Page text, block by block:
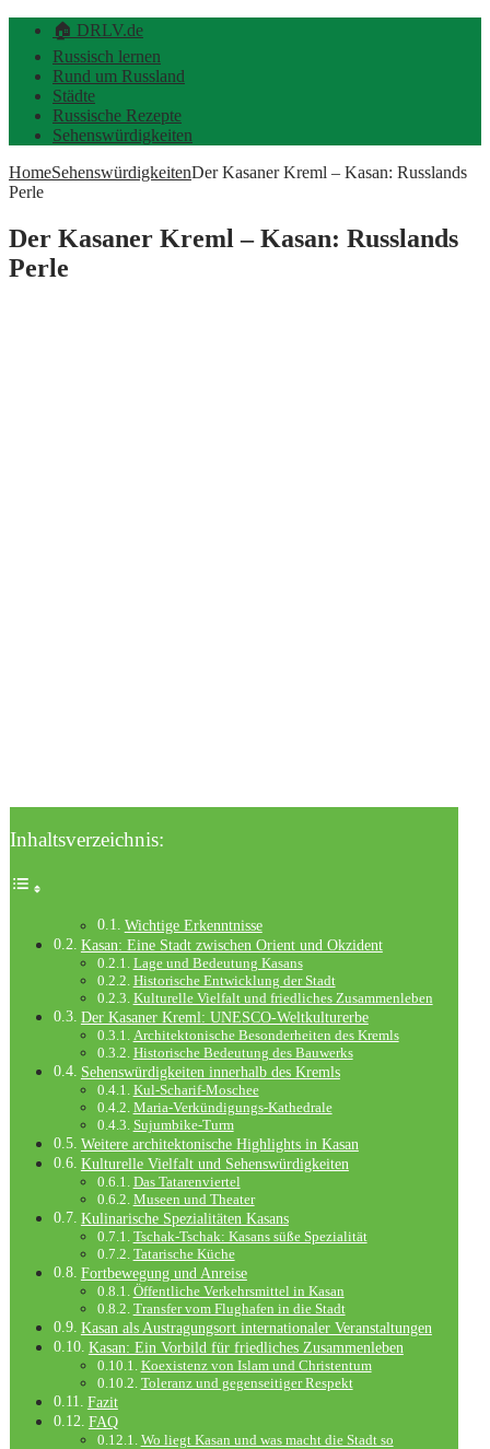
🏠 DRLV.de
Russisch lernen
Rund um Russland
Städte
Russische Rezepte
Sehenswürdigkeiten
HomeSehenswürdigkeitenDer Kasaner Kreml – Kasan: Russlands
Perle
Der Kasaner Kreml – Kasan: Russlands
Perle
Inhaltsverzeichnis:
Wichtige Erkenntnisse
Kasan: Eine Stadt zwischen Orient und Okzident
Lage und Bedeutung Kasans
Historische Entwicklung der Stadt
Kulturelle Vielfalt und friedliches Zusammenleben
Der Kasaner Kreml: UNESCO-Weltkulturerbe
Architektonische Besonderheiten des Kremls
Historische Bedeutung des Bauwerks
Sehenswürdigkeiten innerhalb des Kremls
Kul-Scharif-Moschee
Maria-Verkündigungs-Kathedrale
Sujumbike-Turm
Weitere architektonische Highlights in Kasan
Kulturelle Vielfalt und Sehenswürdigkeiten
Das Tatarenviertel
Museen und Theater
Kulinarische Spezialitäten Kasans
Tschak-Tschak: Kasans süße Spezialität
Tatarische Küche
Fortbewegung und Anreise
Öffentliche Verkehrsmittel in Kasan
Transfer vom Flughafen in die Stadt
Kasan als Austragungsort internationaler Veranstaltungen
Kasan: Ein Vorbild für friedliches Zusammenleben
Koexistenz von Islam und Christentum
Toleranz und gegenseitiger Respekt
Fazit
FAQ
Wo liegt Kasan und was macht die Stadt so